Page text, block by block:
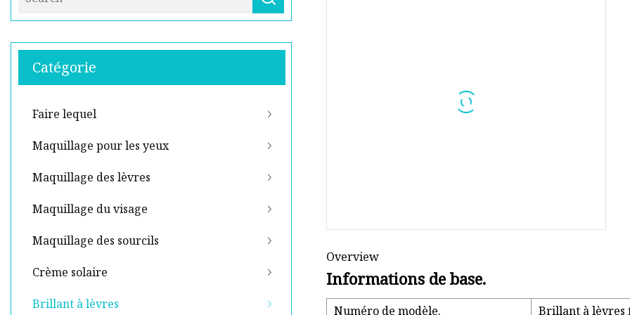
Catégorie
Faire lequel
Maquillage pour les yeux
Maquillage des lèvres
Maquillage du visage
Maquillage des sourcils
Crème solaire
Brillant à lèvres
Overview
Informations de base.
Numéro de modèle. Brillant à lèvres